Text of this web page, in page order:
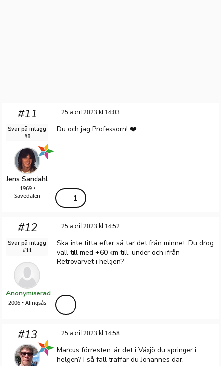
#11
Svar på inlägg
#8
Jens Sandahl
1969 •
Sävedalen
25 april 2023 kl 14:03
Du och jag Professorn! ❤️
1
#12
Svar på inlägg
#11
Anonymiserad
2006 • Alingsås
25 april 2023 kl 14:52
Ska inte titta efter så tar det från minnet: Du drog
väll till med +60 km till, under och ifrån
Retrovarvet i helgen?
#13 25 april 2023 kl 14:58
Marcus förresten, är det i Växjö du springer i
helgen? I så fall träffar du Johannes där.